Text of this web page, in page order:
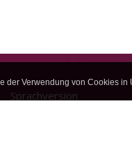
Sprachversion
der Verwendung von Cookies